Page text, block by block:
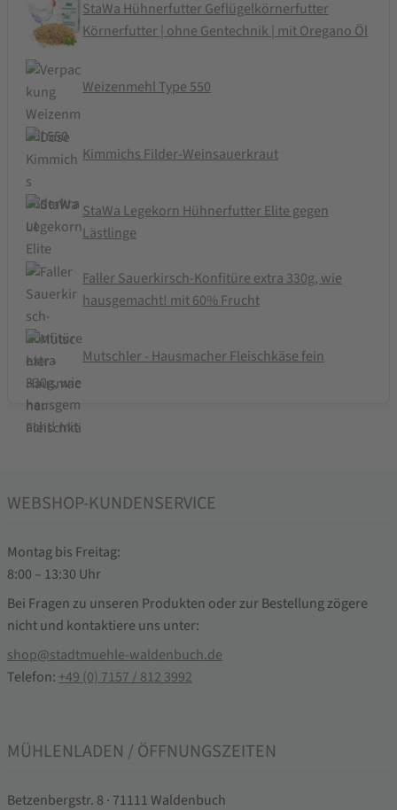
StaWa Hühnerfutter Geflügelkörnerfutter
Körnerfutter | ohne Gentechnik | mit Oregano Öl
Weizenmehl Type 550
Kimmichs Filder-Weinsauerkraut
StaWa Legekorn Hühnerfutter Elite gegen
Lästlinge
Faller Sauerkirsch-Konfitüre extra 330g, wie
hausgemacht! mit 60% Frucht
Mutschler - Hausmacher Fleischkäse fein
WEBSHOP-KUNDENSERVICE
Montag bis Freitag:
8:00 – 13:30 Uhr
Bei Fragen zu unseren Produkten oder zur Bestellung zögere
nicht und kontaktiere uns unter:
shop@stadtmuehle-waldenbuch.de
Telefon: +49 (0) 7157 / 812 3992
MÜHLENLADEN / ÖFFNUNGSZEITEN
Betzenbergstr. 8 · 71111 Waldenbuch